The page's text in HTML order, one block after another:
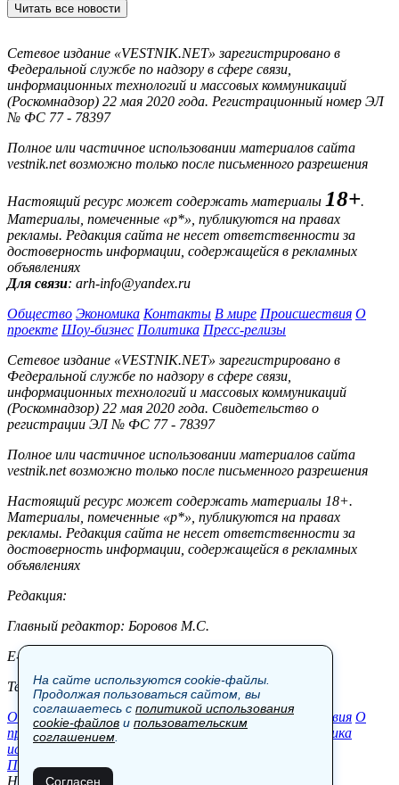
Читать все новости
Сетевое издание «VESTNIK.NET» зарегистрировано в
Федеральной службе по надзору в сфере связи,
информационных технологий и массовых коммуникаций
(Роскомнадзор) 22 мая 2020 года. Регистрационный номер ЭЛ
№ ФС 77 - 78397
Полное или частичное использовании материалов сайта
vestnik.net возможно только после письменного разрешения
Настоящий ресурс может содержать материалы 18+.
Материалы, помеченные «р*», публикуются на правах
рекламы. Редакция сайта не несет ответственности за
достоверность информации, содержащейся в рекламных
объявлениях
Для связи: arh-info@yandex.ru
Общество Экономика Контакты В мире Происшествия О
проекте Шоу-бизнес Политика Пресс-релизы
Сетевое издание «VESTNIK.NET» зарегистрировано в
Федеральной службе по надзору в сфере связи,
информационных технологий и массовых коммуникаций
(Роскомнадзор) 22 мая 2020 года. Свидетельство о
регистрации ЭЛ № ФС 77 - 78397
Полное или частичное использовании материалов сайта
vestnik.net возможно только после письменного разрешения
Настоящий ресурс может содержать материалы 18+.
Материалы, помеченные «р*», публикуются на правах
рекламы. Редакция сайта не несет ответственности за
достоверность информации, содержащейся в рекламных
объявлениях
Редакция:
Главный редактор: Боровов М.С.
E-mail: site@vestnik.net, reb.msk@yandex.ru
Тел.: +7 (921) 720-00-97
Общество Экономика Контакты В мире Происшествия О
проекте Шоу-бизнес Политика Пресс-релизы
Политика
использования cookie-файлов
Пользовательское соглашение
Новости, аналитика, прогнозы и другие материалы,
На сайте используются cookie-файлы.
Продолжая пользоваться сайтом, вы
соглашаетесь с политикой использования
cookie-файлов и пользовательским
соглашением
Согласен